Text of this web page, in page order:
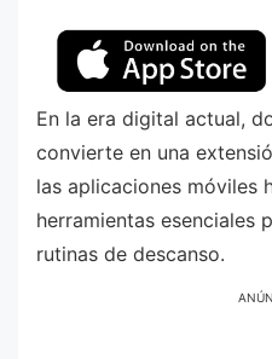
En la era digital actual,
convierte en una
las aplicaciones móviles
herramientas esenciales
rutinas de descanso.